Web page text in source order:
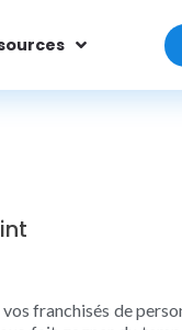
franchisés de